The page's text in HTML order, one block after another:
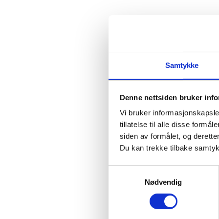
Samtykke
Denne nettsiden bruker
Vi bruker
tillatelse til alle disse
siden av formålet, og
Du kan trekke tilbake
Nødvendig